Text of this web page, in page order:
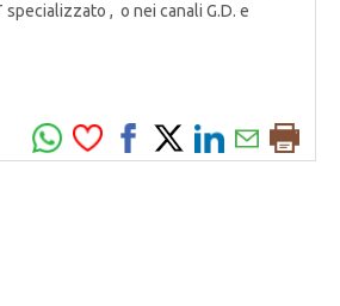
, o nei canali G.D. e